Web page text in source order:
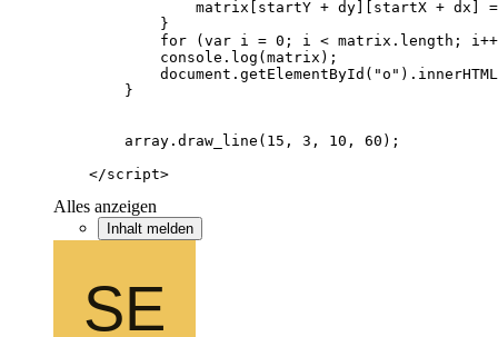
    </script>
Alles anzeigen
Inhalt melden